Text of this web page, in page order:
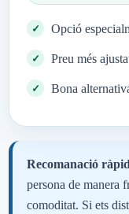
Opció
Preu més
Bona
Recomanació
persona de manera
comoditat. Si ets